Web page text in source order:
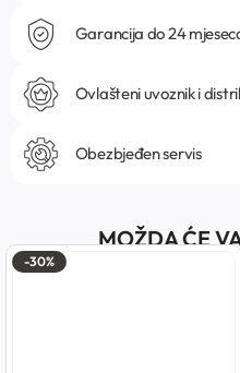
Garancija do 24
Ovlašteni uvoznik i
Obezbjeđen servis
MOŽDA ĆE
-30%